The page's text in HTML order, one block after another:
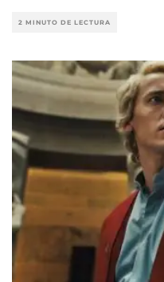
2 MINUTO DE LECTURA